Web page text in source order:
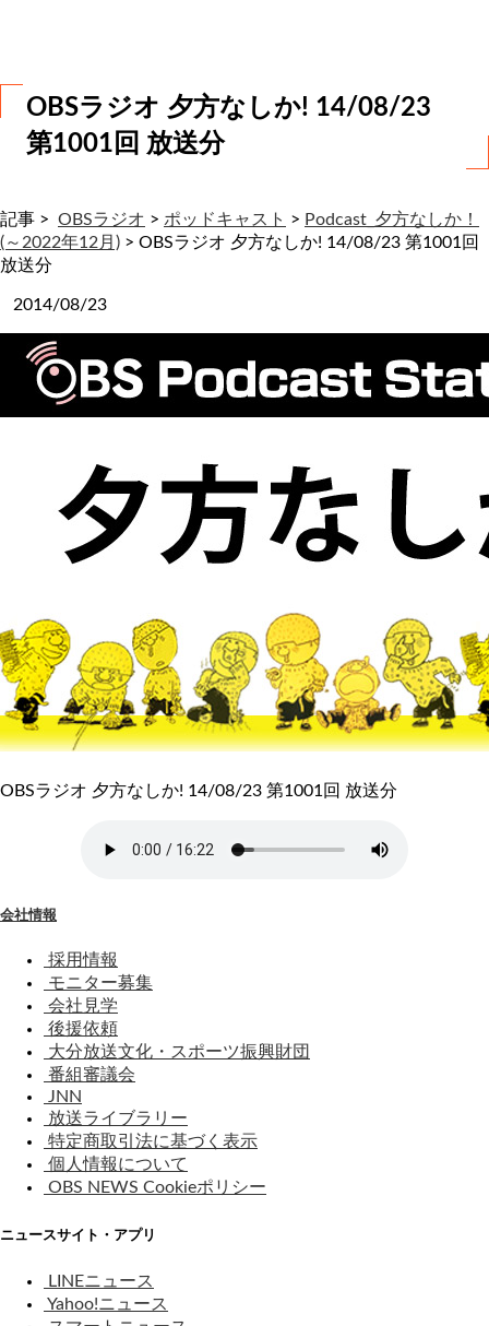
OBSラジオ 夕方なしか! 14/08/23
第1001回 放送分
記事 > OBSラジオ > ポッドキャスト > Podcast_夕方なしか！
(～2022年12月) > OBSラジオ 夕方なしか! 14/08/23 第1001回
放送分
2014/08/23
OBSラジオ 夕方なしか! 14/08/23 第1001回 放送分
会社情報
採用情報
モニター募集
会社見学
後援依頼
大分放送文化・スポーツ振興財団
番組審議会
JNN
放送ライブラリー
特定商取引法に基づく表示
個人情報について
OBS NEWS Cookieポリシー
ニュースサイト・アプリ
LINEニュース
Yahoo!ニュース